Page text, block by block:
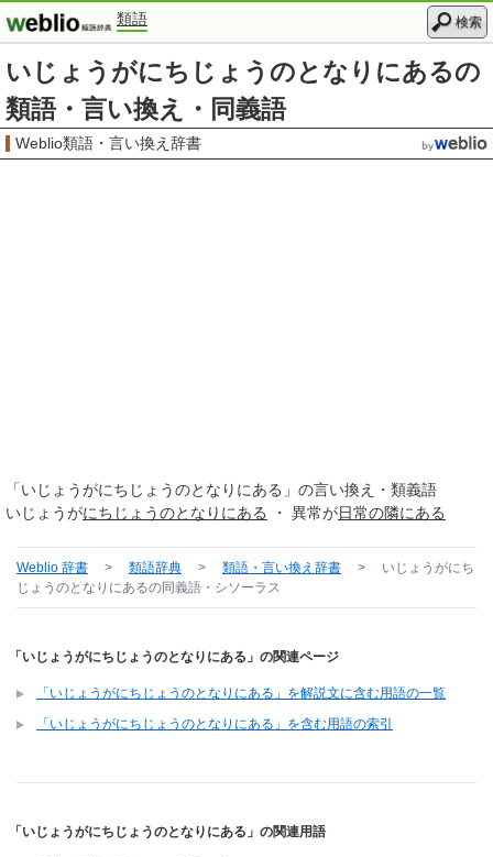
類語 検索
いじょうがにちじょうのとなりにあるの
類語・言い換え・同義語
Weblio類語・言い換え辞書
「いじょうがにちじょうのとなりにある 」の言い換え・類義語
いじょうがにちじょうのとなりにある ・ 異常が日常の隣にある
Weblio 辞書 > 類語辞典 > 類語・言い換え辞書 >
いじょうがにち
じょうのとなりにあるの同義語・シソーラス
「いじょうがにちじょうのとなりにある」の関連ページ
「いじょうがにちじょうのとなりにある」を解説文に含む用語の一覧
「いじょうがにちじょうのとなりにある」を含む用語の索引
「いじょうがにちじょうのとなりにある」の関連用語